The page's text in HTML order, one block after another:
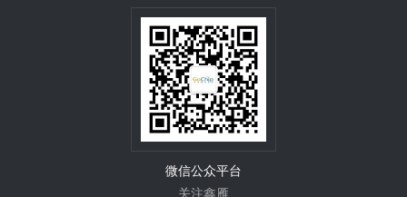
微信公众平台
关注鑫雁